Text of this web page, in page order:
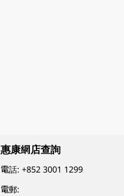
惠康網店查詢
電話:+852 3001 1299
電郵: